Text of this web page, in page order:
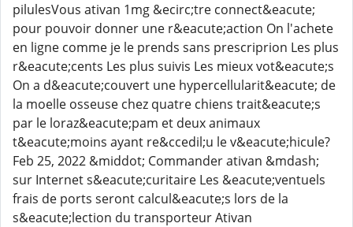
pilulesVous ativan 1mg &ecirc;tre connect&eacute;
pour pouvoir donner une r&eacute;action On l'achete
en ligne comme je le prends sans prescriprion Les plus
r&eacute;cents Les plus suivis Les mieux vot&eacute;s
On a d&eacute;couvert une hypercellularit&eacute; de
la moelle osseuse chez quatre chiens trait&eacute;s
par le loraz&eacute;pam et deux animaux
t&eacute;moins ayant re&ccedil;u le v&eacute;hicule?
Feb 25, 2022 &middot; Commander ativan &mdash;
sur Internet s&eacute;curitaire Les &eacute;ventuels
frais de ports seront calcul&eacute;s lors de la
s&eacute;lection du transporteur Ativan